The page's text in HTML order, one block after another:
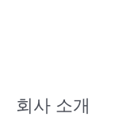
회사 소개